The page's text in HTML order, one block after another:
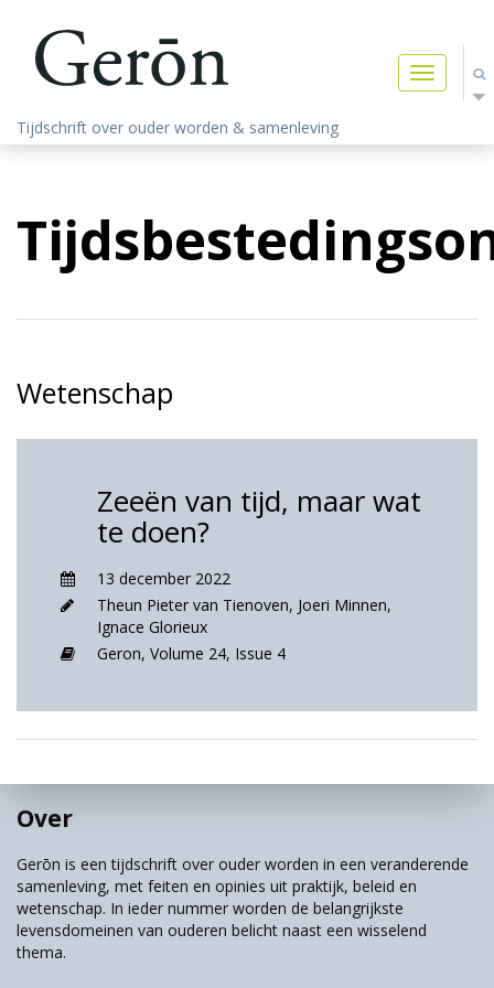
Toggle
navigation
Tijdschrift over ouder worden & samenleving
Wetenschap
Zeeën van tijd, maar wat
te doen?
13 december 2022
Theun Pieter van Tienoven, Joeri Minnen,
Ignace Glorieux
Geron, Volume 24, Issue 4
Over
Gerōn is een tijdschrift over ouder worden in een veranderende
samenleving, met feiten en opinies uit praktijk, beleid en
wetenschap. In ieder nummer worden de belangrijkste
levensdomeinen van ouderen belicht naast een wisselend
thema.